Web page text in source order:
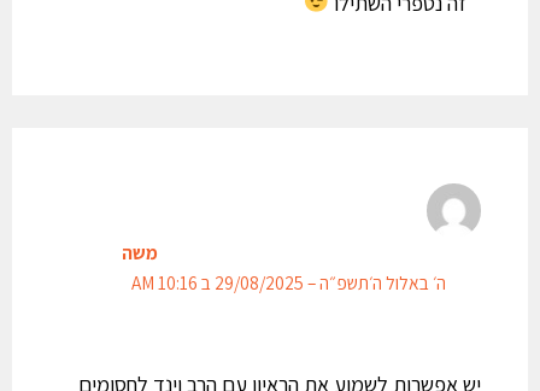
משה
ה׳ באלול ה׳תשפ״ה – 29/08/2025 ב 10:16 AM
יש אפשרות לשמוע את הראיון עם הרב וינד לחסומים